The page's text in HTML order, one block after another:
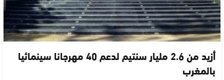
أزيد من 2.6 مليار سنتيم لدعم 40 مهرجانا سينمائيا
بالمغرب